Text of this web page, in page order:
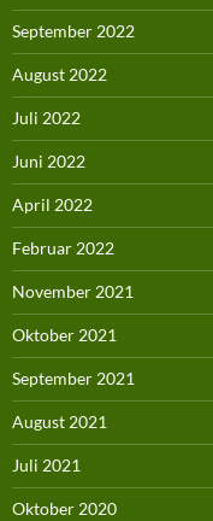
September 2022
August 2022
Juli 2022
Juni 2022
April 2022
Februar 2022
November 2021
Oktober 2021
September 2021
August 2021
Juli 2021
Oktober 2020